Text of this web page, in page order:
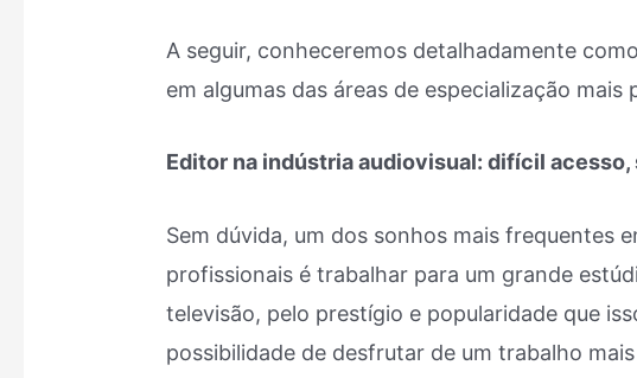
A seguir, conheceremos detalhadamente
em algumas das áreas de especialização mais
Editor na indústria audiovisual: difícil acesso,
Sem dúvida, um dos sonhos mais frequentes
profissionais é trabalhar para um grande
televisão, pelo prestígio e popularidade que
possibilidade de desfrutar de um trabalho